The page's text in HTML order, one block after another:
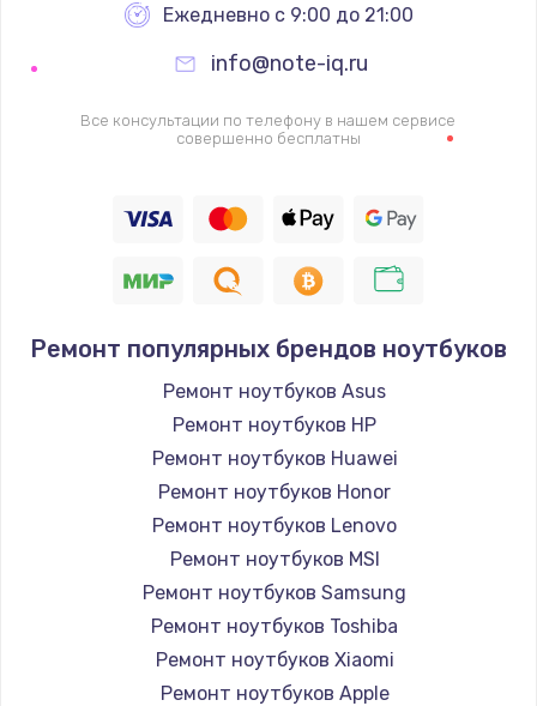
Ежедневно с 9:00 до 21:00
info@note-iq.ru
Все консультации по телефону в нашем сервисе
совершенно бесплатны
Ремонт популярных брендов ноутбуков
Ремонт ноутбуков Asus
Ремонт ноутбуков HP
Ремонт ноутбуков Huawei
Ремонт ноутбуков Honor
Ремонт ноутбуков Lenovo
Ремонт ноутбуков MSI
Ремонт ноутбуков Samsung
Ремонт ноутбуков Toshiba
Ремонт ноутбуков Xiaomi
Ремонт ноутбуков Apple